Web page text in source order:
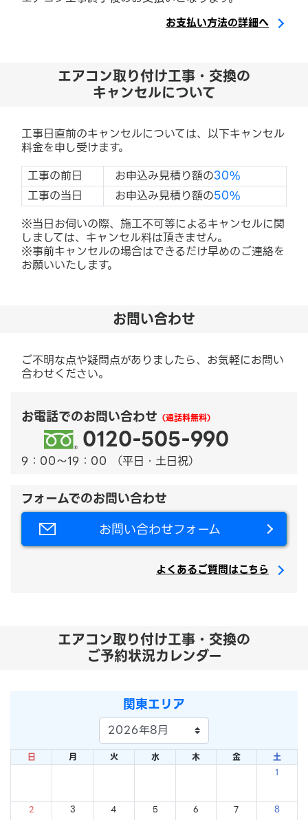
お支払い方法の詳細へ
エアコン取り付け工事・交換の
キャンセルについて
工事日直前のキャンセルについては、以下キャンセル
料金を申し受けます。
工事の前日
お申込み見積り額の30%
工事の当日
お申込み見積り額の50%
※当日お伺いの際、施工不可等によるキャンセルに関
しましては、キャンセル料は頂きません。
※事前キャンセルの場合はできるだけ早めのご連絡を
お願いいたします。
お問い合わせ
ご不明な点や疑問点がありましたら、お気軽にお問い
合わせください。
お電話でのお問い合わせ （通話料無料）
0120-505-990
9：00～19：00 （平日・土日祝）
フォームでのお問い合わせ
お問い合わせフォーム
よくあるご質問はこちら
エアコン取り付け工事・交換の
ご予約状況カレンダー
関東エリア
日 月 火 水 木 金
土
1
2 3 4 5 6 7 8